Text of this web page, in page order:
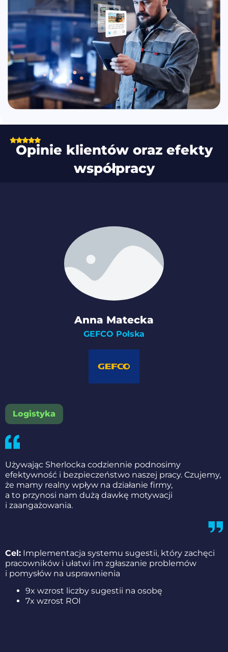
Opinie klientów oraz efekty
współpracy
Miłosz Fengler
Retail
uwolnić potencjał młodych, kreatywnych ludzi
w zespołach oraz przejść od etapu kreowania
do dzielenia się rozwiązaniami i problemami,
co wpłynie pozytywnie na nasz wynik finansowy.
a pracownikami, umożliwiając natychmiastowe
zgłaszanie problemów za pomocą telefonu
komórkowego.
827 zgłoszonych problemów w pierwsze 3
miesiące